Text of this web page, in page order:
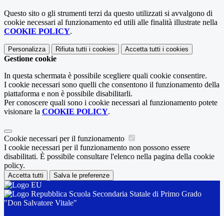
Questo sito o gli strumenti terzi da questo utilizzati si avvalgono di
cookie necessari al funzionamento ed utili alle finalità illustrate nella
COOKIE POLICY.
Personalizza Rifiuta tutti i cookies Accetta tutti i cookies
Gestione cookie
In questa schermata è possibile scegliere quali cookie consentire.
I cookie necessari sono quelli che consentono il funzionamento della
piattaforma e non è possibile disabilitarli.
Per conoscere quali sono i cookie necessari al funzionamento potete
visionare la COOKIE POLICY.
Cookie necessari per il funzionamento
I cookie necessari per il funzionamento non possono essere
disabilitati. È possibile consultare l'elenco nella pagina della cookie
policy.
Accetta tutti Salva le preferenze
Scuola Secondaria Statale di Primo Grado
"Don Salvatore Vitale"